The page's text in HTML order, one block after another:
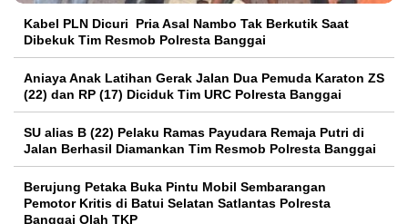
Kabel PLN Dicuri Pria Asal Nambo Tak Berkutik Saat
Dibekuk Tim Resmob Polresta Banggai
Aniaya Anak Latihan Gerak Jalan Dua Pemuda Karaton ZS
(22) dan RP (17) Diciduk Tim URC Polresta Banggai
SU alias B (22) Pelaku Ramas Payudara Remaja Putri di
Jalan Berhasil Diamankan Tim Resmob Polresta Banggai
Berujung Petaka Buka Pintu Mobil Sembarangan
Pemotor Kritis di Batui Selatan Satlantas Polresta
Banggai Olah TKP